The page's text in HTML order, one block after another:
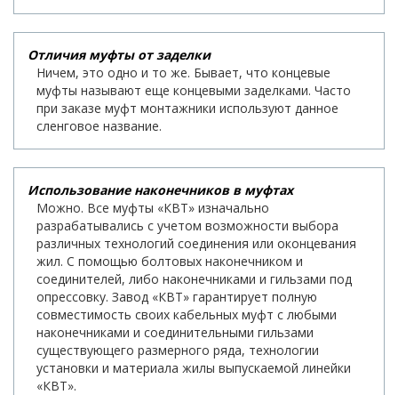
Отличия муфты от заделки
Ничем, это одно и то же. Бывает, что концевые
муфты называют еще концевыми заделками. Часто
при заказе муфт монтажники используют данное
сленговое название.
Использование наконечников в муфтах
Можно. Все муфты «КВТ» изначально
разрабатывались с учетом возможности выбора
различных технологий соединения или оконцевания
жил. С помощью болтовых наконечником и
соединителей, либо наконечниками и гильзами под
опрессовку. Завод «КВТ» гарантирует полную
совместимость своих кабельных муфт с любыми
наконечниками и соединительными гильзами
существующего размерного ряда, технологии
установки и материала жилы выпускаемой линейки
«КВТ».